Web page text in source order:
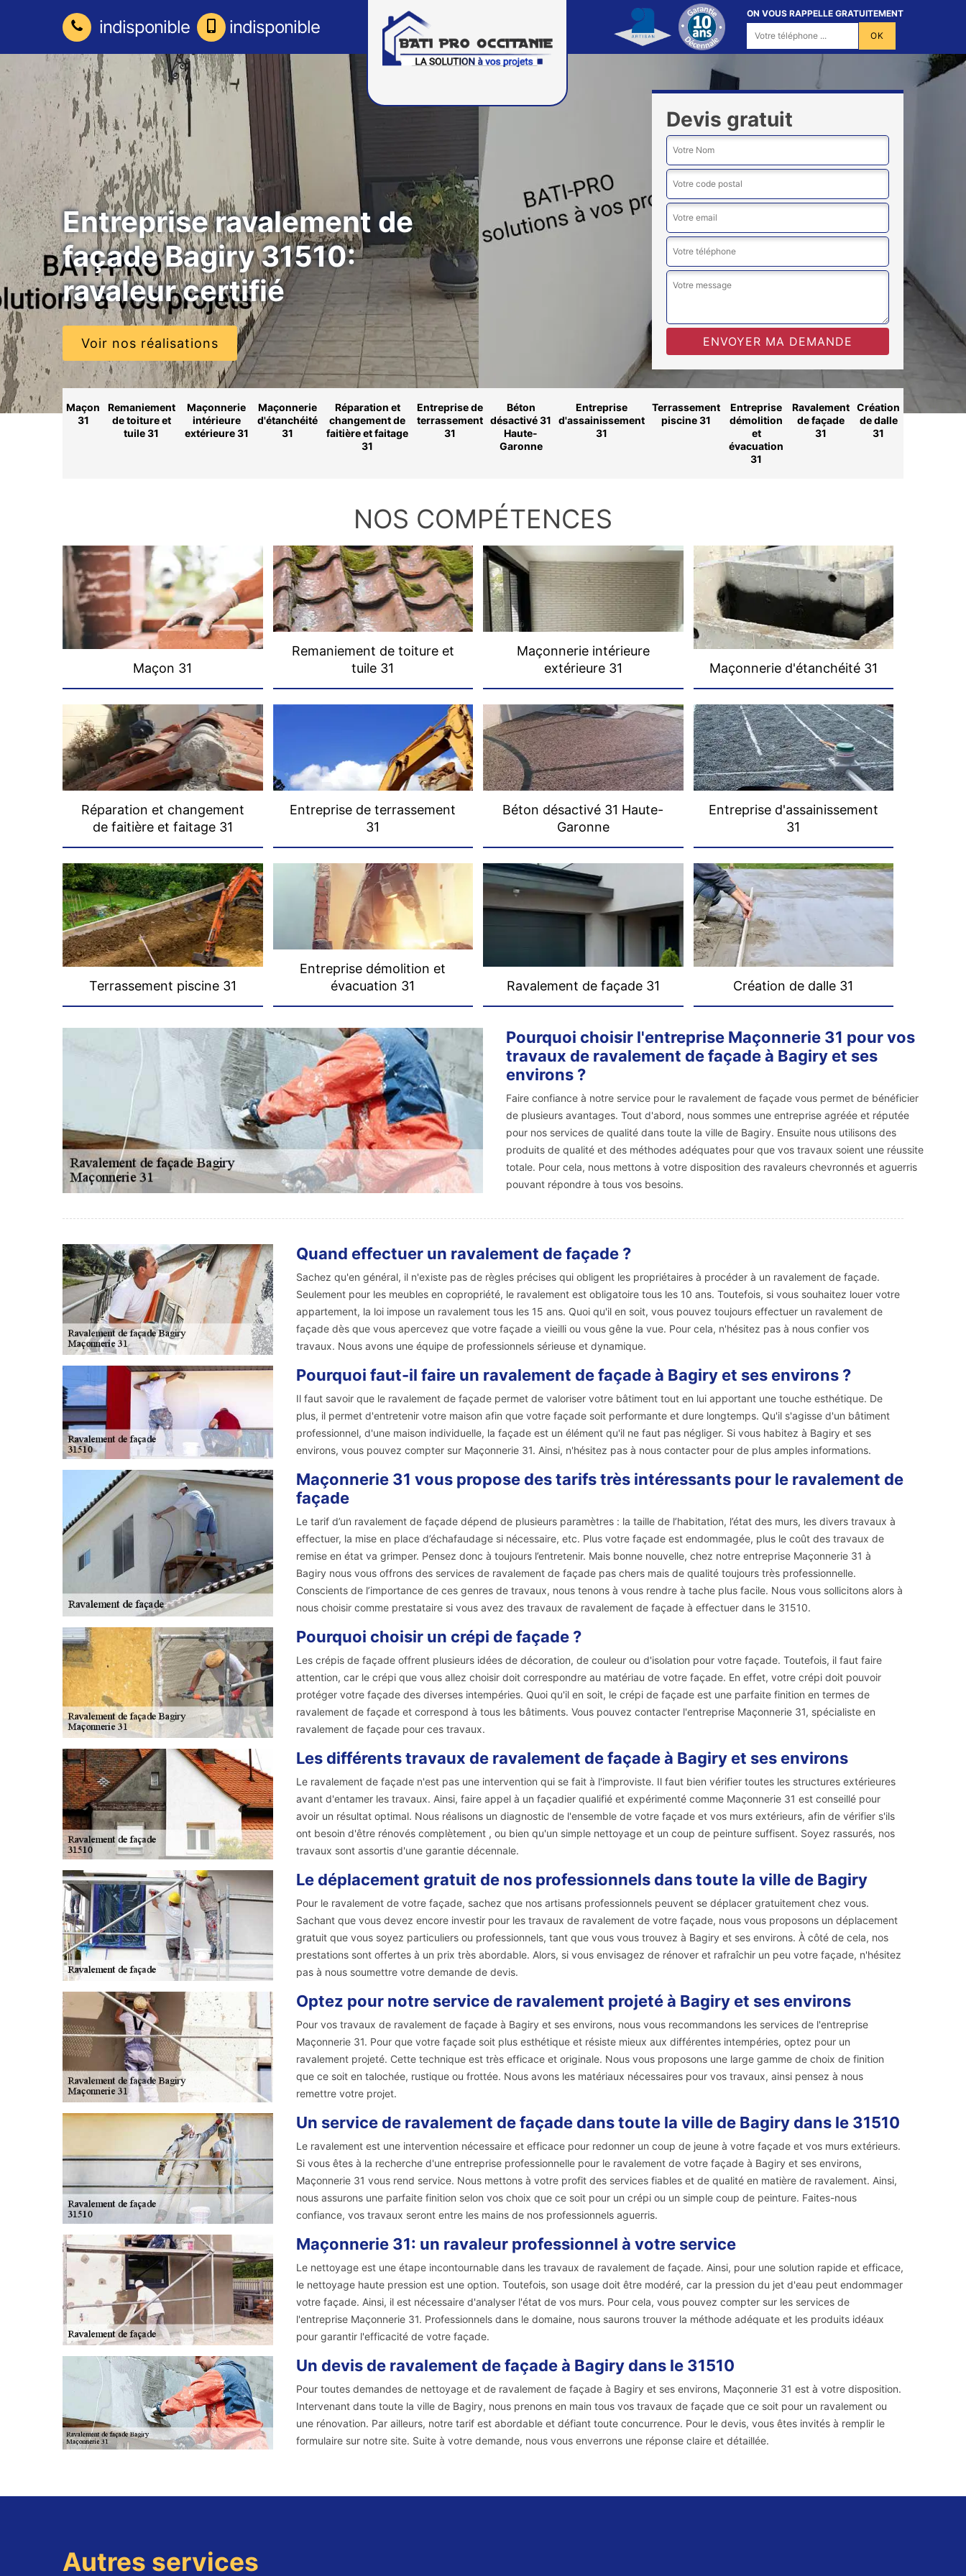
indisponible indisponible
ON VOUS RAPPELLE GRATUITEMENT
Entreprise ravalement de
façade Bagiry 31510:
ravaleur certifié
Voir nos réalisations
Devis gratuit
Maçon
31
Remaniement
de toiture et
tuile 31
Maçonnerie
intérieure
extérieure 31
Maçonnerie
d'étanchéité
31
Réparation et
changement de
faitière et faitage
31
Entreprise de
terrassement
31
Béton
désactivé 31
Haute-
Garonne
Entreprise
d'assainissement
31
Terrassement
piscine 31
Entreprise
démolition
et
évacuation
31
Ravalement
de façade
31
Création
de dalle
31
NOS COMPÉTENCES
Maçon 31
Remaniement de toiture et
tuile 31
Maçonnerie intérieure
extérieure 31
Maçonnerie d'étanchéité 31
Réparation et changement
de faitière et faitage 31
Entreprise de terrassement
31
Béton désactivé 31 Haute-
Garonne
Entreprise d'assainissement
31
Terrassement piscine 31
Entreprise démolition et
évacuation 31
Ravalement de façade 31 Création de dalle 31
Pourquoi choisir l'entreprise Maçonnerie 31 pour vos
travaux de ravalement de façade à Bagiry et ses
environs ?
Faire confiance à notre service pour le ravalement de façade vous permet de bénéficier
de plusieurs avantages. Tout d'abord, nous sommes une entreprise agréée et réputée
pour nos services de qualité dans toute la ville de Bagiry. Ensuite nous utilisons des
produits de qualité et des méthodes adéquates pour que vos travaux soient une réussite
totale. Pour cela, nous mettons à votre disposition des ravaleurs chevronnés et aguerris
pouvant répondre à tous vos besoins.
Quand effectuer un ravalement de façade ?
Sachez qu'en général, il n'existe pas de règles précises qui obligent les propriétaires à procéder à un ravalement de façade.
Seulement pour les meubles en copropriété, le ravalement est obligatoire tous les 10 ans. Toutefois, si vous souhaitez louer votre
appartement, la loi impose un ravalement tous les 15 ans. Quoi qu'il en soit, vous pouvez toujours effectuer un ravalement de
façade dès que vous apercevez que votre façade a vieilli ou vous gêne la vue. Pour cela, n'hésitez pas à nous confier vos
travaux. Nous avons une équipe de professionnels sérieuse et dynamique.
Pourquoi faut-il faire un ravalement de façade à Bagiry et ses environs ?
Il faut savoir que le ravalement de façade permet de valoriser votre bâtiment tout en lui apportant une touche esthétique. De
plus, il permet d'entretenir votre maison afin que votre façade soit performante et dure longtemps. Qu'il s'agisse d'un bâtiment
professionnel, d'une maison individuelle, la façade est un élément qu'il ne faut pas négliger. Si vous habitez à Bagiry et ses
environs, vous pouvez compter sur Maçonnerie 31. Ainsi, n'hésitez pas à nous contacter pour de plus amples informations.
Maçonnerie 31 vous propose des tarifs très intéressants pour le ravalement de
façade
Le tarif d’un ravalement de façade dépend de plusieurs paramètres : la taille de l’habitation, l’état des murs, les divers travaux à
effectuer, la mise en place d’échafaudage si nécessaire, etc. Plus votre façade est endommagée, plus le coût des travaux de
remise en état va grimper. Pensez donc à toujours l’entretenir. Mais bonne nouvelle, chez notre entreprise Maçonnerie 31 à
Bagiry nous vous offrons des services de ravalement de façade pas chers mais de qualité toujours très professionnelle.
Conscients de l’importance de ces genres de travaux, nous tenons à vous rendre à tache plus facile. Nous vous sollicitons alors à
nous choisir comme prestataire si vous avez des travaux de ravalement de façade à effectuer dans le 31510.
Pourquoi choisir un crépi de façade ?
Les crépis de façade offrent plusieurs idées de décoration, de couleur ou d'isolation pour votre façade. Toutefois, il faut faire
attention, car le crépi que vous allez choisir doit correspondre au matériau de votre façade. En effet, votre crépi doit pouvoir
protéger votre façade des diverses intempéries. Quoi qu'il en soit, le crépi de façade est une parfaite finition en termes de
ravalement de façade et correspond à tous les bâtiments. Vous pouvez contacter l'entreprise Maçonnerie 31, spécialiste en
ravalement de façade pour ces travaux.
Les différents travaux de ravalement de façade à Bagiry et ses environs
Le ravalement de façade n'est pas une intervention qui se fait à l'improviste. Il faut bien vérifier toutes les structures extérieures
avant d'entamer les travaux. Ainsi, faire appel à un façadier qualifié et expérimenté comme Maçonnerie 31 est conseillé pour
avoir un résultat optimal. Nous réalisons un diagnostic de l'ensemble de votre façade et vos murs extérieurs, afin de vérifier s'ils
ont besoin d'être rénovés complètement , ou bien qu'un simple nettoyage et un coup de peinture suffisent. Soyez rassurés, nos
travaux sont assortis d'une garantie décennale.
Le déplacement gratuit de nos professionnels dans toute la ville de Bagiry
Pour le ravalement de votre façade, sachez que nos artisans professionnels peuvent se déplacer gratuitement chez vous.
Sachant que vous devez encore investir pour les travaux de ravalement de votre façade, nous vous proposons un déplacement
gratuit que vous soyez particuliers ou professionnels, tant que vous vous trouvez à Bagiry et ses environs. À côté de cela, nos
prestations sont offertes à un prix très abordable. Alors, si vous envisagez de rénover et rafraîchir un peu votre façade, n'hésitez
pas à nous soumettre votre demande de devis.
Optez pour notre service de ravalement projeté à Bagiry et ses environs
Pour vos travaux de ravalement de façade à Bagiry et ses environs, nous vous recommandons les services de l'entreprise
Maçonnerie 31. Pour que votre façade soit plus esthétique et résiste mieux aux différentes intempéries, optez pour un
ravalement projeté. Cette technique est très efficace et originale. Nous vous proposons une large gamme de choix de finition
que ce soit en talochée, rustique ou frottée. Nous avons les matériaux nécessaires pour vos travaux, ainsi pensez à nous
remettre votre projet.
Un service de ravalement de façade dans toute la ville de Bagiry dans le 31510
Le ravalement est une intervention nécessaire et efficace pour redonner un coup de jeune à votre façade et vos murs extérieurs.
Si vous êtes à la recherche d'une entreprise professionnelle pour le ravalement de votre façade à Bagiry et ses environs,
Maçonnerie 31 vous rend service. Nous mettons à votre profit des services fiables et de qualité en matière de ravalement. Ainsi,
nous assurons une parfaite finition selon vos choix que ce soit pour un crépi ou un simple coup de peinture. Faites-nous
confiance, vos travaux seront entre les mains de nos professionnels aguerris.
Maçonnerie 31: un ravaleur professionnel à votre service
Le nettoyage est une étape incontournable dans les travaux de ravalement de façade. Ainsi, pour une solution rapide et efficace,
le nettoyage haute pression est une option. Toutefois, son usage doit être modéré, car la pression du jet d'eau peut endommager
votre façade. Ainsi, il est nécessaire d'analyser l'état de vos murs. Pour cela, vous pouvez compter sur les services de
l'entreprise Maçonnerie 31. Professionnels dans le domaine, nous saurons trouver la méthode adéquate et les produits idéaux
pour garantir l'efficacité de votre façade.
Un devis de ravalement de façade à Bagiry dans le 31510
Pour toutes demandes de nettoyage et de ravalement de façade à Bagiry et ses environs, Maçonnerie 31 est à votre disposition.
Intervenant dans toute la ville de Bagiry, nous prenons en main tous vos travaux de façade que ce soit pour un ravalement ou
une rénovation. Par ailleurs, notre tarif est abordable et défiant toute concurrence. Pour le devis, vous êtes invités à remplir le
formulaire sur notre site. Suite à votre demande, nous vous enverrons une réponse claire et détaillée.
Autres services